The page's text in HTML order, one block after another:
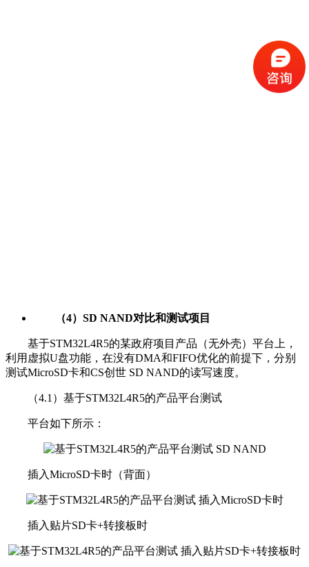
（4）SD NAND对比和测试项目
基于STM32L4R5的某政府项目产品（无外壳）平台上，
利用虚拟U盘功能，在没有DMA和FIFO优化的前提下，分别
测试MicroSD卡和CS创世 SD NAND的读写速度。
（4.1）基于STM32L4R5的产品平台测试
平台如下所示：
插入MicroSD卡时（背面）
插入贴片SD卡+转接板时